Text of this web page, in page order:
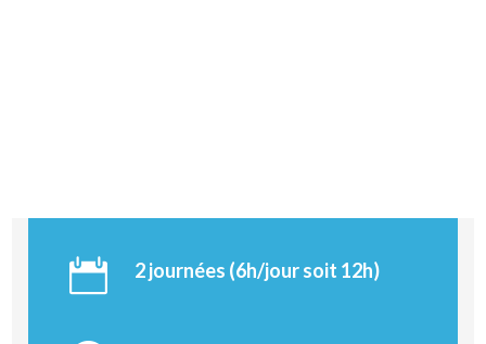
2 journées (6h/jour soit 12h)